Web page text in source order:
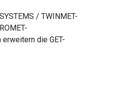
/ TWINMET-
die GET-